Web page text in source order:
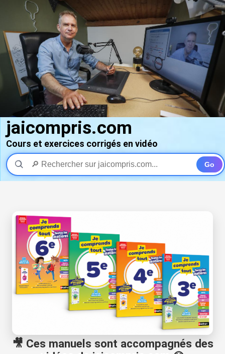
jaicompris.com
Cours et exercices corrigés en vidéo
Go
🎥 Ces manuels sont accompagnés des